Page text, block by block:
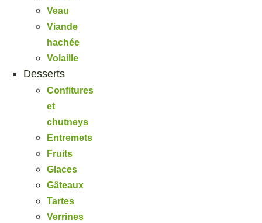
Veau
Viande
hachée
Volaille
Desserts
Confitures
et
chutneys
Entremets
Fruits
Glaces
Gâteaux
Tartes
Verrines